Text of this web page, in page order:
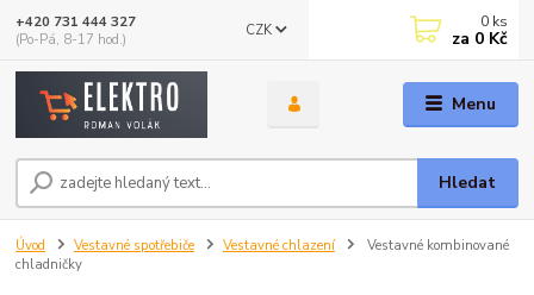
Menu
CZK
Hledat
+420 731 444 327
(Po-Pá, 8-17 hod.)
0 ks
za 0 Kč
Úvod Vestavné spotřebiče Vestavné chlazení
Vestavné kombinované
chladničky